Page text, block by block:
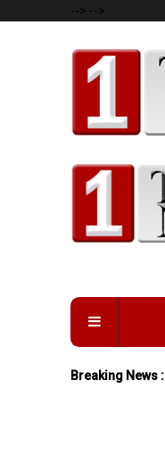
--> -->
Breaking News :